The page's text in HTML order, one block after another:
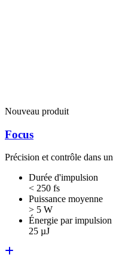
Nouveau produit
Focus
Précision et contrôle dans
Durée d'impulsion
< 250 fs
Puissance moyenne
> 5 W
Énergie par impulsion
25 µJ